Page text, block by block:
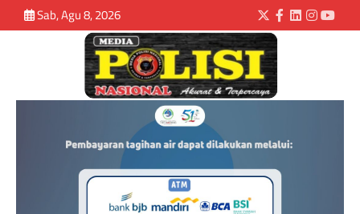
Sab, Agu 8, 2026